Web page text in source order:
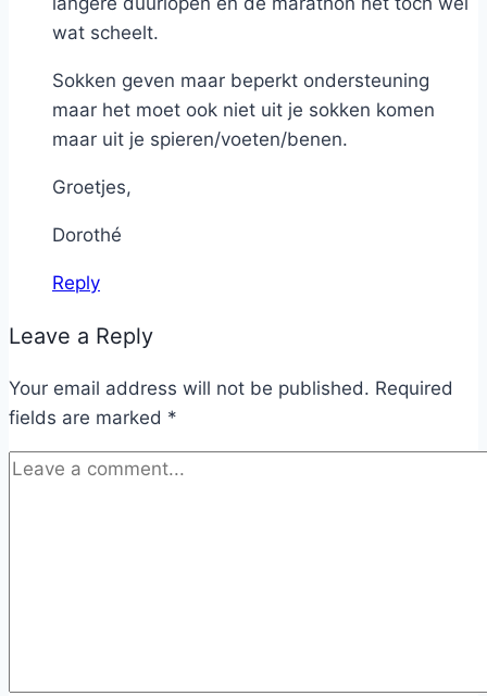
wat scheelt.
Sokken geven maar beperkt ondersteuning
maar het moet ook niet uit je sokken komen
maar uit je spieren/voeten/benen.
Groetjes,
Dorothé
Reply
Leave a Reply
Your email address will not be published. Required
fields are marked *